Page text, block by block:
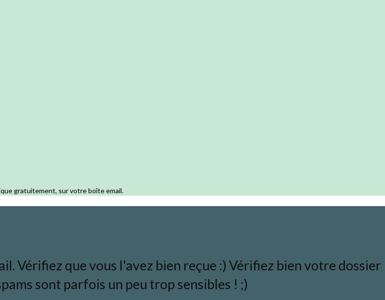
gratuitement, sur votre boîte email.
Vérifiez que vous l'avez bien reçue :) Vérifiez bien votre dossier
sont parfois un peu trop sensibles ! ;)